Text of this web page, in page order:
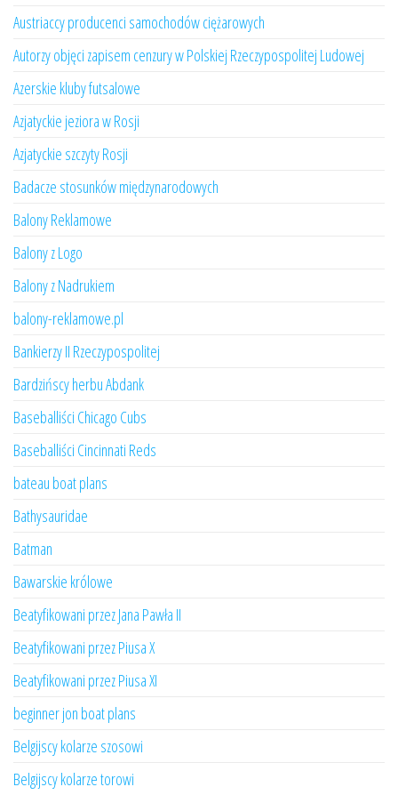
Austriaccy producenci samochodów ciężarowych
Autorzy objęci zapisem cenzury w Polskiej Rzeczypospolitej Ludowej
Azerskie kluby futsalowe
Azjatyckie jeziora w Rosji
Azjatyckie szczyty Rosji
Badacze stosunków międzynarodowych
Balony Reklamowe
Balony z Logo
Balony z Nadrukiem
balony-reklamowe.pl
Bankierzy II Rzeczypospolitej
Bardzińscy herbu Abdank
Baseballiści Chicago Cubs
Baseballiści Cincinnati Reds
bateau boat plans
Bathysauridae
Batman
Bawarskie królowe
Beatyfikowani przez Jana Pawła II
Beatyfikowani przez Piusa X
Beatyfikowani przez Piusa XI
beginner jon boat plans
Belgijscy kolarze szosowi
Belgijscy kolarze torowi